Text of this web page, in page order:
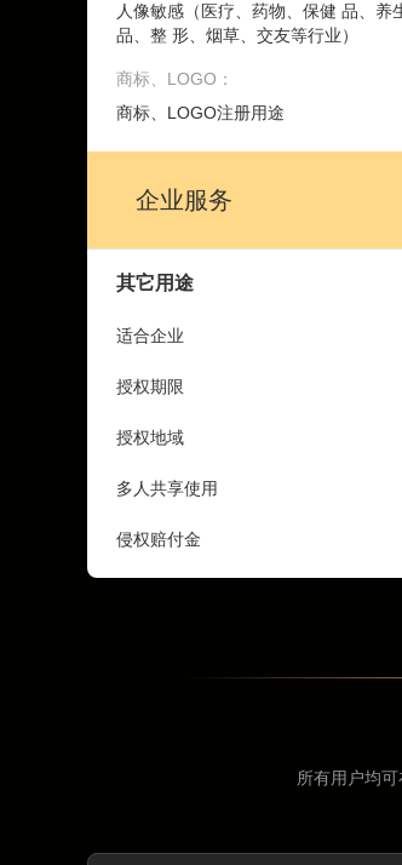
人像敏感（医疗、药物、保健 品、养
品、整 形、烟草、交友等行业）
商标、LOGO：
商标、LOGO注册用途
企业服务
其它用途
适合企业
授权期限
授权地域
多人共享使用
侵权赔付金
所有用户均